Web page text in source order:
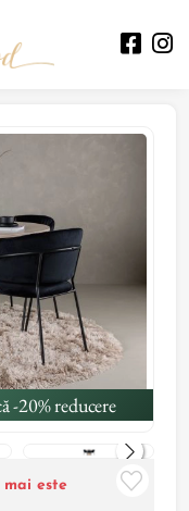
20% reducere
mai este